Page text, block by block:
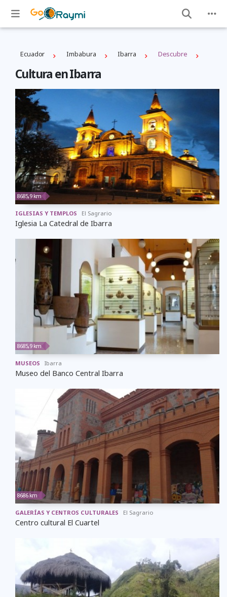
Ecuador Imbabura Ibarra Descubre
Cultura en Ibarra
8685,9 km
IGLESIAS Y TEMPLOS El Sagrario
Iglesia La Catedral de Ibarra
8685,9 km
MUSEOS Ibarra
Museo del Banco Central Ibarra
8686 km
GALERÍAS Y CENTROS CULTURALES El Sagrario
Centro cultural El Cuartel